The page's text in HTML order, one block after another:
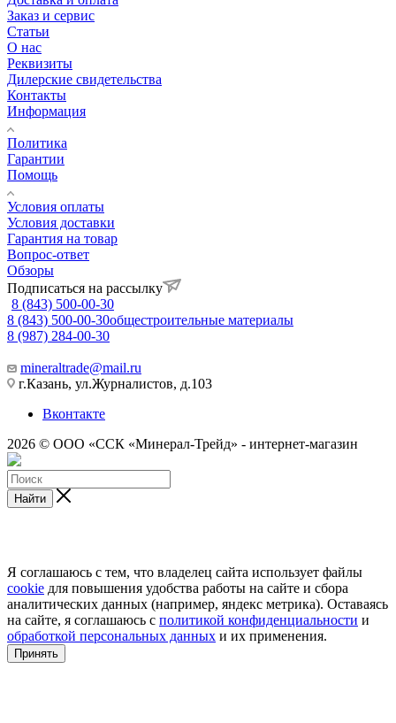
Заказ и сервис
Статьи
О нас
Реквизиты
Дилерские свидетельства
Контакты
Информация
Политика
Гарантии
Помощь
Условия оплаты
Условия доставки
Гарантия на товар
Вопрос-ответ
Обзоры
Подписаться на рассылку
8 (843) 500-00-30
8 (843) 500-00-30общестроительные материалы
8 (987) 284-00-30
mineraltrade@mail.ru
г.Казань, ул.Журналистов, д.103
Вконтакте
2026 © ООО «ССК «Минерал-Трейд» - интернет-магазин
Найти
Я соглашаюсь с тем, что владелец сайта использует файлы
cookie для повышения удобства работы на сайте и сбора
аналитических данных (например, яндекс метрика). Оставаясь
на сайте, я соглашаюсь с политикой конфиденциальности и
обработкой персональных данных и их применения.
Принять